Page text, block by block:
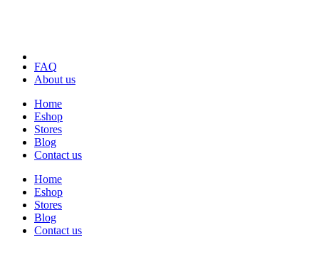
FAQ
About us
Home
Eshop
Stores
Blog
Contact us
Home
Eshop
Stores
Blog
Contact us